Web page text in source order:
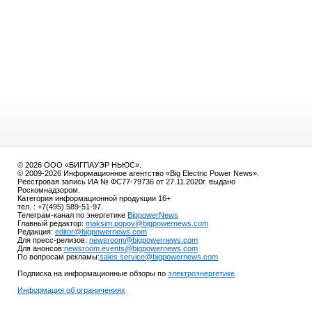
© 2026 ООО «БИГПАУЭР НЬЮС».
© 2009-2026 Информационное агентство «Big Electric Power News».
Реестровая запись ИА № ФС77-79736 от 27.11.2020г. выдано
Роскомнадзором.
Категория информационной продукции 16+
тел. : +7(495) 589-51-97.
Телеграм-канал по энергетике BigpowerNews
Главный редактор: maksim.popov@bigpowernews.com
Редакция: editor@bigpowernews.com
Для пресс-релизов: newsroom@bigpowernews.com
Для анонсов:newsroom.events@bigpowernews.com
По вопросам рекламы:sales.service@bigpowernews.com
Подписка на информационные обзоры по электроэнергетике
Информация об ограничениях